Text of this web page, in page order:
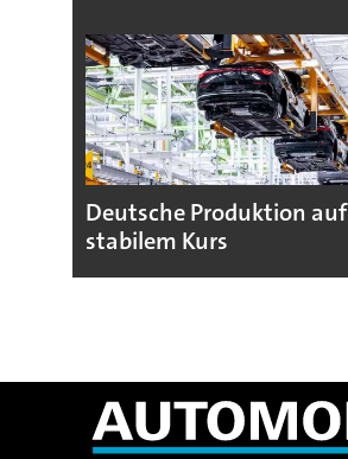
Deutsche Produktion auf
stabilem Kurs